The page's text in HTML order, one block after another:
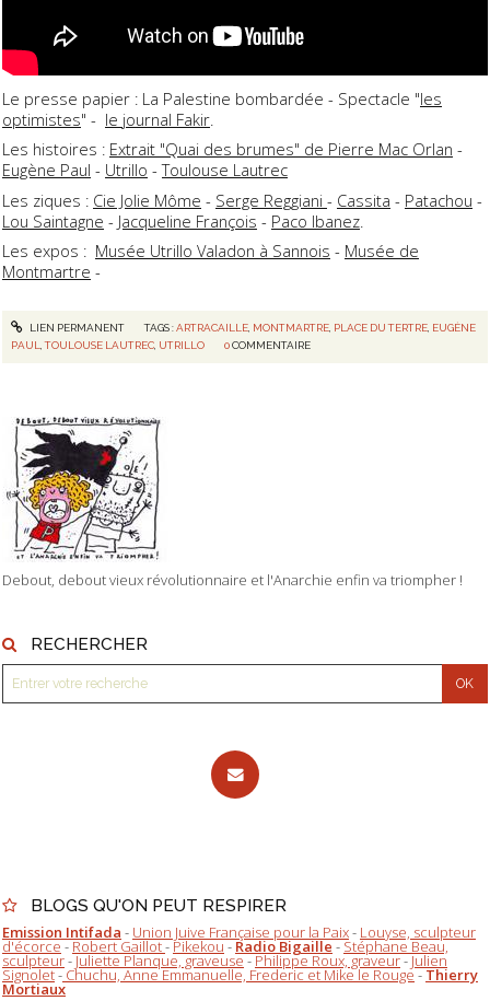
Debout, debout vieux révolutionnaire et l'Anarchie enfin va triompher !
RECHERCHER
BLOGS QU'ON PEUT RESPIRER
Emission Intifada - Union Juive Française pour la Paix- Louyse, sculpteur
d'écorce-Robert Gaillot-Pikekou-Radio Bigaille-Stéphane Beau,
sculpteur-Juliette Planque, graveuse-Philippe Roux, graveur-Julien
Signolet-Chuchu, Anne Emmanuelle, Frederic et Mike le Rouge-Thierry
Mortiaux
Le presse papier : La Palestine bombardée - Spectacle "les
optimistes" - le journal Fakir.
Les histoires : Extrait "Quai des brumes" de Pierre Mac Orlan -
Eugène Paul - Utrillo -Toulouse Lautrec
Les ziques : Cie Jolie Môme - Serge Reggiani - Cassita - Patachou -
Lou Saintagne - Jacqueline François - Paco Ibanez
Les expos : Musée Utrillo Valadon à Sannois - Musée de
Montmartre -
LIEN PERMANENT TAGS :ARTRACAILLE, MONTMARTRE, PLACE DU TERTRE, EUGÈNE
PAUL
,TOULOUSE LAUTREC UTRILLO 0 COMMENTAIRE